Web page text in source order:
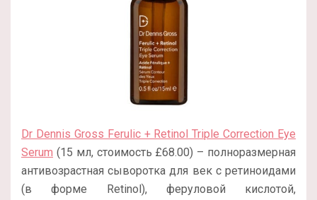
Dr Dennis Gross Ferulic + Retinol Triple Correction Eye
Serum (15 мл, стоимость £68.00) – полноразмерная
антивозрастная сыворотка для век с ретиноидами
(в форме Retinol), феруловой кислотой,